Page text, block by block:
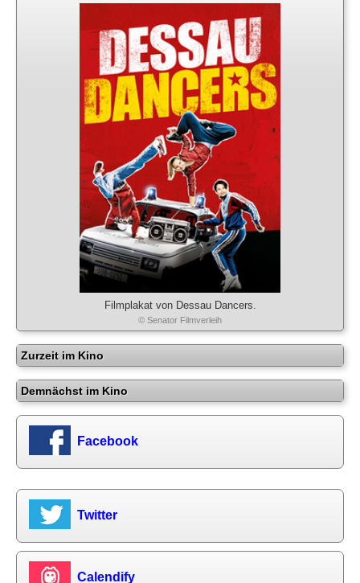
Filmplakat von Dessau Dancers.
© Senator Filmverleih
Zurzeit im Kino
Demnächst im Kino
Facebook
Twitter
Calendify